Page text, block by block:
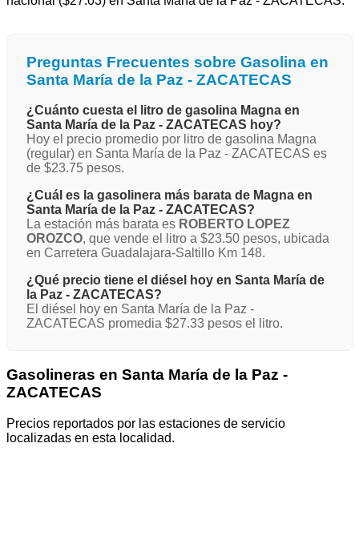
Preguntas Frecuentes sobre Gasolina en
Santa María de la Paz - ZACATECAS
¿Cuánto cuesta el litro de gasolina Magna en
Santa María de la Paz - ZACATECAS hoy?
Hoy el precio promedio por litro de gasolina Magna
(regular) en Santa María de la Paz - ZACATECAS es
de $23.75 pesos.
¿Cuál es la gasolinera más barata de Magna en
Santa María de la Paz - ZACATECAS?
La estación más barata es ROBERTO LOPEZ
OROZCO, que vende el litro a $23.50 pesos, ubicada
en Carretera Guadalajara-Saltillo Km 148.
¿Qué precio tiene el diésel hoy en Santa María de
la Paz - ZACATECAS?
El diésel hoy en Santa María de la Paz -
ZACATECAS promedia $27.33 pesos el litro.
Gasolineras en Santa María de la Paz -
ZACATECAS
Precios reportados por las estaciones de servicio
localizadas en esta localidad.